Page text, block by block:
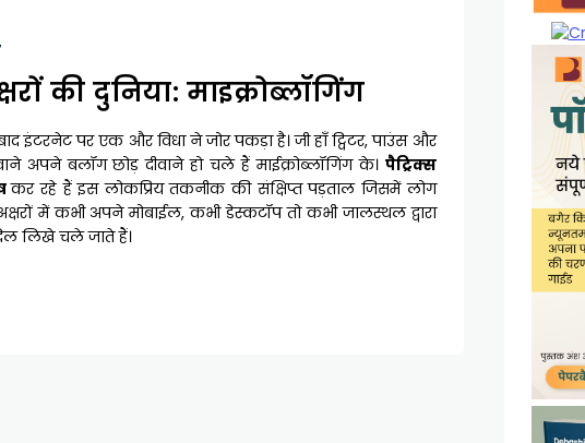
की दुनिया: माइक्रोब्लॉगिंग
इंटरनेट पर एक और विधा ने जोर पकड़ा है। जी हाँ ट्विटर, पाउंस और
अपने बलॉग छोड़ दीवाने हो चले हैं माईक्रोब्लॉगिंग के। पैट्रिक्स
कर रहे हैं इस लोकप्रिय तकनीक की संक्षिप्त पड़ताल जिसमें लोग
में कभी अपने मोबाईल, कभी डेस्कटॉप तो कभी जालस्थल द्वारा
लिखे चले जाते हैं।